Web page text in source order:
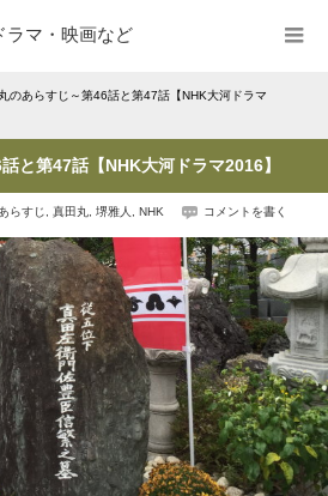
マ・映画など
のあらすじ～第46話と第47話【NHK大河ドラマ
と第47話【NHK大河ドラマ2016】
あらすじ 真田丸 堺雅人 NHK コメントを書く